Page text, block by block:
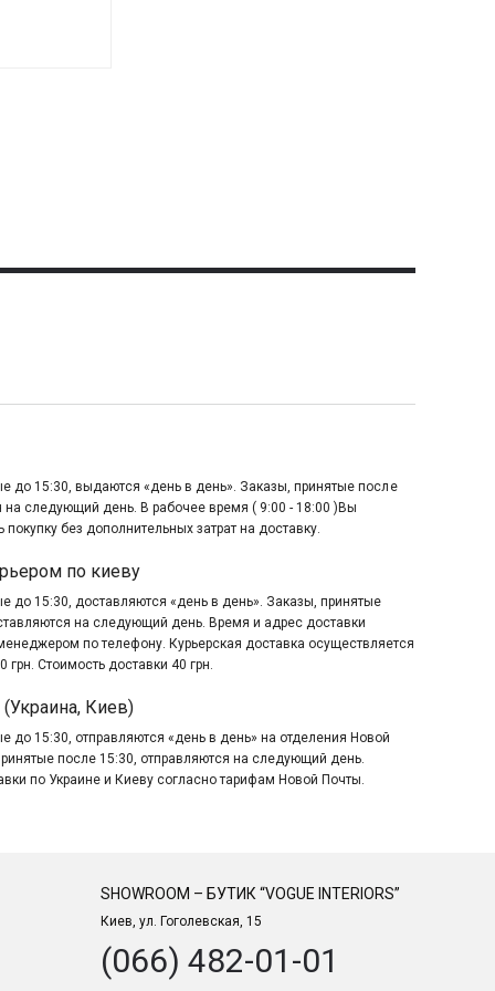
до 15:30, выдаются «день в день». Заказы, принятые после
следующий день. В рабочее время ( 9:00 - 18:00 )Вы
покупку без дополнительных затрат на доставку.
по киеву
до 15:30, доставляются «день в день». Заказы, принятые
на следующий день. Время и адрес доставки
по телефону. Курьерская доставка осуществляется
грн. Стоимость доставки 40 грн.
Киев)
до 15:30, отправляются «день в день» на отделения Новой
после 15:30, отправляются на следующий день.
по Украине и Киеву согласно тарифам Новой Почты.
SHOWROOM – БУТИК “VOGUE INTERIORS”
Киев, ул. Гоголевская, 15
(066) 482-01-01